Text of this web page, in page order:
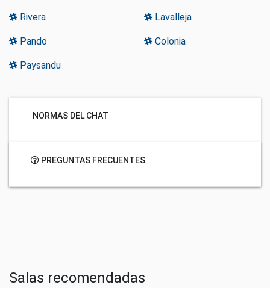
Rivera Lavalleja
Pando Colonia
Paysandu
NORMAS DEL CHAT
PREGUNTAS FRECUENTES
Salas recomendadas